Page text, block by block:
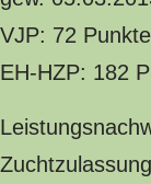
VJP: 72 Punkte
EH-HZP: 182